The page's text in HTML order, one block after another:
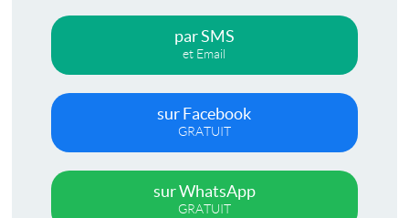
par SMS
et Email
sur Facebook
GRATUIT
sur WhatsApp
GRATUIT